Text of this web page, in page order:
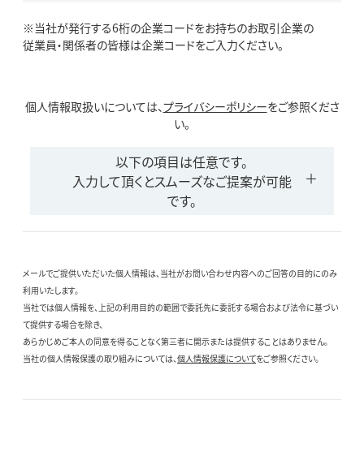
※当社が発行する6桁の企業コードをお持ちのお取引企業の
従業員・関係者の皆様は企業コードをご入力ください。
個人情報取扱いについては、プライバシーポリシーをご参照くださ
い。
以下の項目は任意です。
入力して頂くとスムーズなご提案が可能
です。
メールでご提供いただいた個人情報は、当社がお問い合わせ内容へのご回答の目的にのみ
利用いたします。
当社では個人情報を、上記の利用目的の範囲で委託先に委託する場合および法令に基づい
て提供する場合を除き、
あらかじめご本人の同意を得ることなく第三者に開示または提供することはありません。
当社の個人情報保護の取り組みについては、個人情報保護についてをご参照ください。